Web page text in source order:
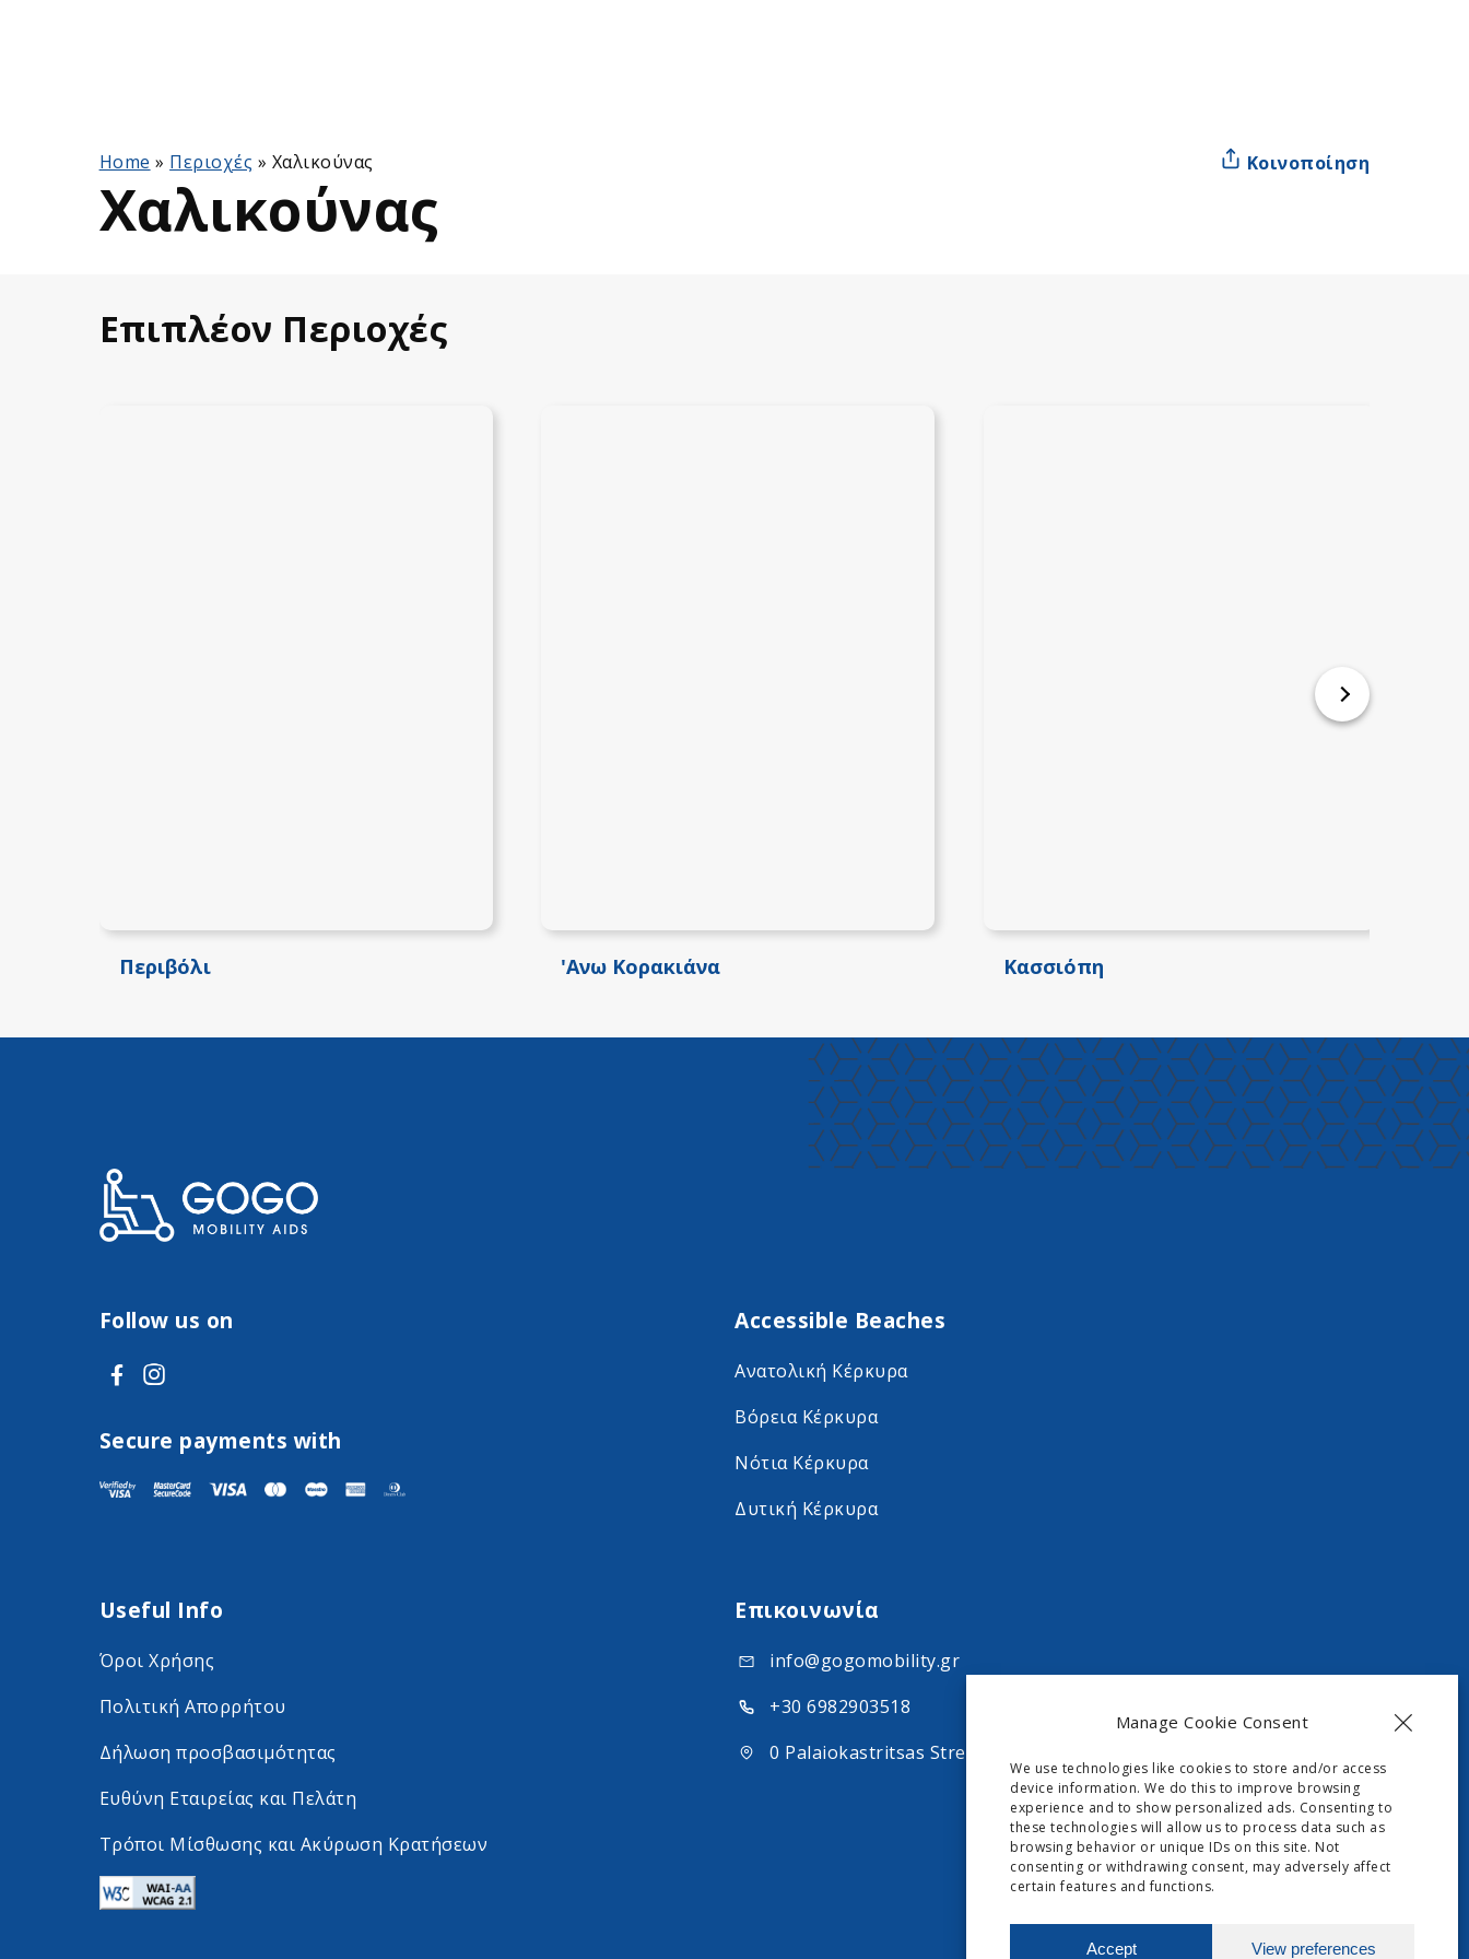
Manage Cookie Consent
We use technologies like cookies to store and/or access
device information. We do this to improve browsing
experience and to show personalized ads. Consenting to
these technologies will allow us to process data such as
browsing behavior or unique IDs on this site. Not
consenting or withdrawing consent, may adversely affect
certain features and functions.
Accept View preferences
Home » Περιοχές » Χαλικούνας
Χαλικούνας
Κοινοποίηση
Επιπλέον Περιοχές
Περιβόλι 'Ανω Κορακιάνα Κασσιόπη
Follow us on
V
s
i
c
e
o
o
k
n
s
V
s
i
s
t
g
r
a
o
n
Secure payments with
Accessible Beaches
Ανατολική Κέρκυρα
Βόρεια Κέρκυρα
Νότια Κέρκυρα
Δυτική Κέρκυρα
Useful Info
Όροι Χρήσης
Πολιτική Απορρήτου
Δήλωση προσβασιμότητας
Ευθύνη Εταιρείας και Πελάτη
Τρόποι Μίσθωσης και Ακύρωση Κρατήσεων
Επικοινωνία
info@gogomobility.gr
+30 6982903518
0 Palaiokastritsas Street, Skripero